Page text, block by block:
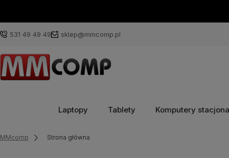
531 49 49 49 sklep@mmcomp.pl
Laptopy Tablety Komputery
MMcomp Strona główna